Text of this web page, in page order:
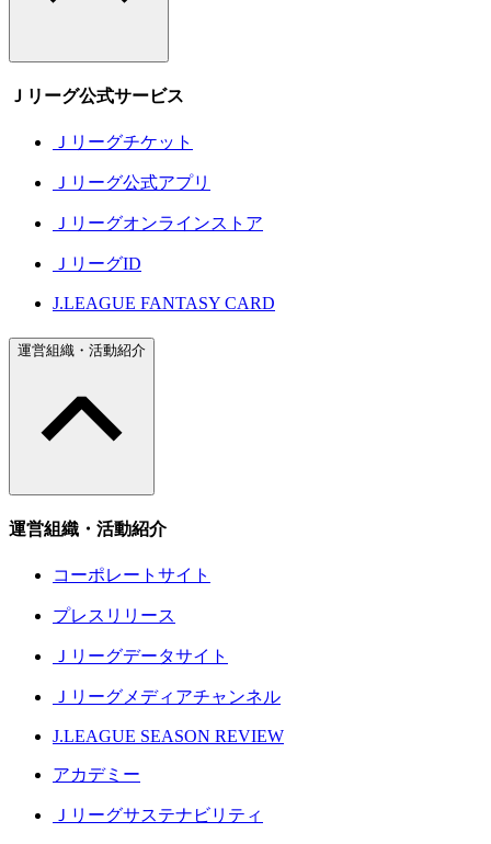
Ｊリーグ公式サービス
Ｊリーグチケット
Ｊリーグ公式アプリ
Ｊリーグオンラインストア
ＪリーグID
J.LEAGUE FANTASY CARD
運営組織・活動紹介
運営組織・活動紹介
コーポレートサイト
プレスリリース
Ｊリーグデータサイト
Ｊリーグメディアチャンネル
J.LEAGUE SEASON REVIEW
アカデミー
Ｊリーグサステナビリティ